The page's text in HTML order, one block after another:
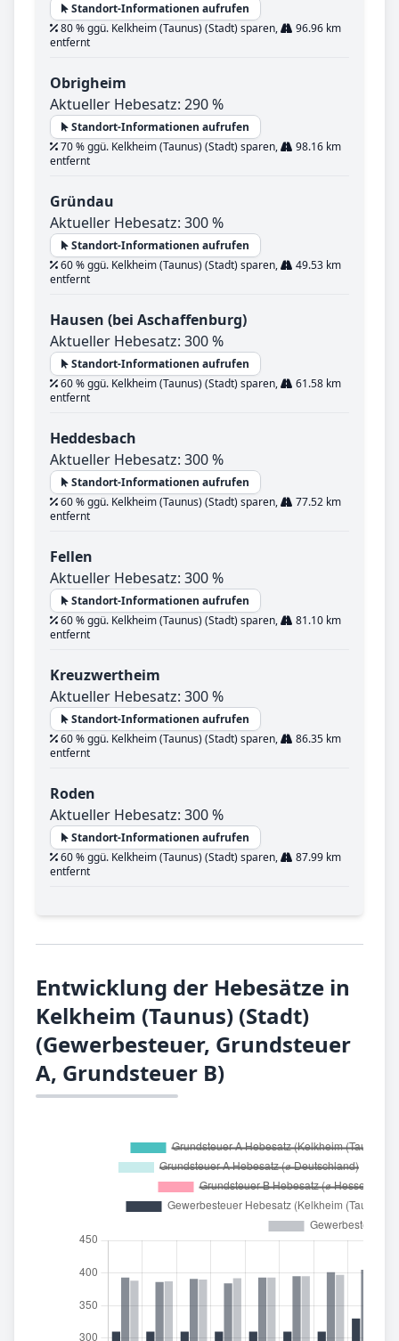
Standort-Informationen aufrufen
80 % ggü. Kelkheim (Taunus) (Stadt) sparen,
96.96 km
entfernt
Obrigheim
Aktueller Hebesatz: 290 %
Standort-Informationen aufrufen
70 % ggü. Kelkheim (Taunus) (Stadt) sparen,
98.16 km
entfernt
Gründau
Aktueller Hebesatz: 300 %
Standort-Informationen aufrufen
60 % ggü. Kelkheim (Taunus) (Stadt) sparen,
49.53 km
entfernt
Hausen (bei Aschaffenburg)
Aktueller Hebesatz: 300 %
Standort-Informationen aufrufen
60 % ggü. Kelkheim (Taunus) (Stadt) sparen,
61.58 km
entfernt
Heddesbach
Aktueller Hebesatz: 300 %
Standort-Informationen aufrufen
60 % ggü. Kelkheim (Taunus) (Stadt) sparen,
77.52 km
entfernt
Fellen
Aktueller Hebesatz: 300 %
Standort-Informationen aufrufen
60 % ggü. Kelkheim (Taunus) (Stadt) sparen,
81.10 km
entfernt
Kreuzwertheim
Aktueller Hebesatz: 300 %
Standort-Informationen aufrufen
60 % ggü. Kelkheim (Taunus) (Stadt) sparen,
86.35 km
entfernt
Roden
Aktueller Hebesatz: 300 %
Standort-Informationen aufrufen
60 % ggü. Kelkheim (Taunus) (Stadt) sparen,
87.99 km
entfernt
Entwicklung der Hebesätze in
Kelkheim (Taunus) (Stadt)
(Gewerbesteuer, Grundsteuer
A, Grundsteuer B)